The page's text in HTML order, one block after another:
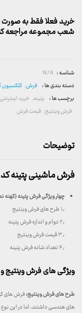
خرید فعلا فقط به صورت
شعب مجموعه مراجعه
شناسه : N/A
دسته بندی ها : فرش, کلکسیون
برچسب ها : پتینه, خرید
فرش وینتیج, قیمت فرش
توضیحات
فرش ماشینی پتینه کد sc270
چهار ویژگی فرش پتینه (کهنه
۱٫ طرح های فرش وینتیج
۲٫ دوام و اندازه فرش پتینه
۳٫ قیمت فرش وینتیج
۴٫ تعداد شانه فرش پتینه
ویژگی های فرش وینتیج و
طرح های فرش وینتیج:فرش های
های هندسی داشتند، اما در این